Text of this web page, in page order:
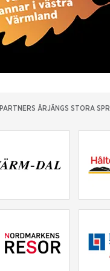
PARTNERS ÅRJÄNGS STORA